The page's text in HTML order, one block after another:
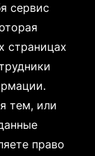
сервис
страницах
тем, или
право